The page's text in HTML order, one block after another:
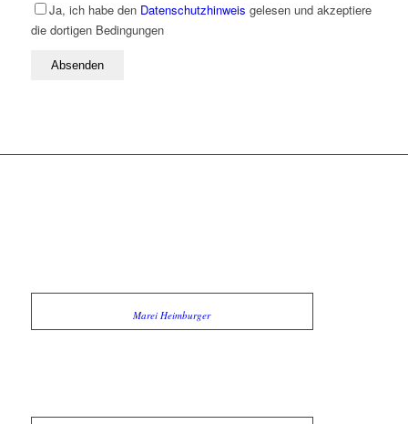
Ja, ich habe den Datenschutzhinweis gelesen und akzeptiere
die dortigen Bedingungen
Marei Heimburger